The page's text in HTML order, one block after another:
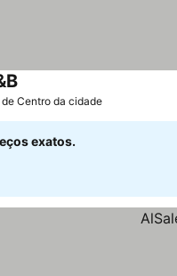
Centro da cidade
exatos.